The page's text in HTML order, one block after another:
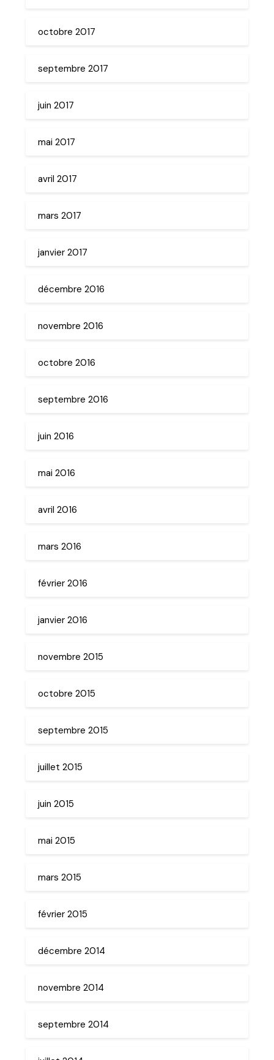
octobre 2017
septembre 2017
juin 2017
mai 2017
avril 2017
mars 2017
janvier 2017
décembre 2016
novembre 2016
octobre 2016
septembre 2016
juin 2016
mai 2016
avril 2016
mars 2016
février 2016
janvier 2016
novembre 2015
octobre 2015
septembre 2015
juillet 2015
juin 2015
mai 2015
mars 2015
février 2015
décembre 2014
novembre 2014
septembre 2014